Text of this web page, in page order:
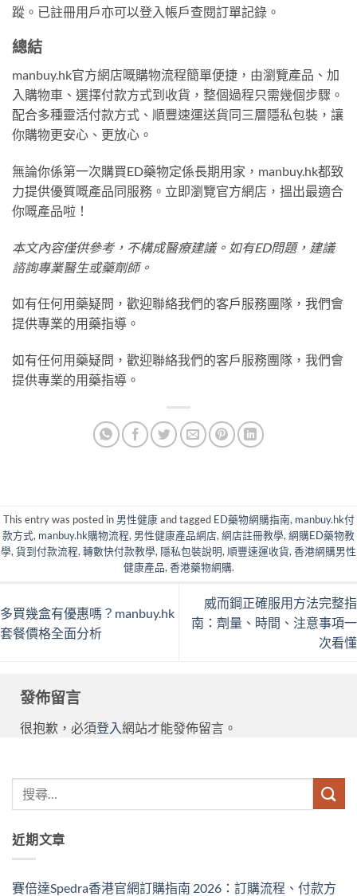
蹤。已註冊用戶亦可以登入帳戶查閱訂單記錄。
總結
manbuy.hk官方網店嘅購物流程簡單便捷，由瀏覽產品、加
入購物車、選擇付款方式到收貨，整個過程只需幾個步驟。
配合多種靈活付款方式、順豐速運送貨同三層隱私包裝，讓
你購物更安心、更放心。
無論你係第一次購買ED藥物定係長期用家，manbuy.hk都致
力提供優質嘅產品同服務。立即瀏覽官方網店，搵出最適合
你嘅產品啦！
本文內容僅供參考，不構成醫療建議。如有ED問題，建議
諮詢專業醫生或藥劑師。
如有任何用藥疑問，歡迎聯絡我們的客戶服務團隊，我們會
提供專業的用藥指導。
如有任何用藥疑問，歡迎聯絡我們的客戶服務團隊，我們會
提供專業的用藥指導。
This entry was posted in 男性健康and tagged ED藥物網購指南, manbuy.hk付
款方式, manbuy.hk購物流程, 男性健康產品網店,網店註冊教學,網購ED藥物教
學,貨到付款流程,轉數快付款教學, 隱私包裝說明,順豐速運收貨,香港網購男性
健康產品,香港藥物網購.
多買幾盒有優惠嗎？manbuy.hk
套餐價格全面分析
威而鋼正確服用方法完整指
南：劑量、時間、注意事項一
次看懂
發佈留言
很抱歉，必須登入網站才能發佈留言。
近期文章
賽倍達Spedra香港官網訂購指南 2026：訂購流程、付款方